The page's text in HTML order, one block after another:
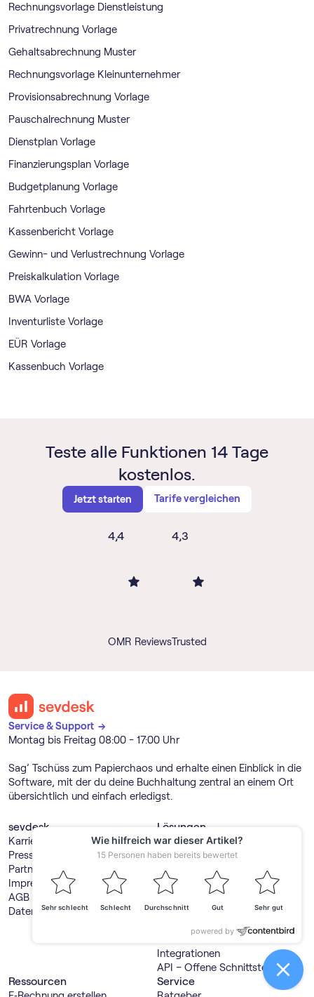
Rechnungsvorlage Dienstleistung
Privatrechnung Vorlage
Gehaltsabrechnung Muster
Rechnungsvorlage Kleinunternehmer
Provisionsabrechnung Vorlage
Pauschalrechnung Muster
Dienstplan Vorlage
Finanzierungsplan Vorlage
Budgetplanung Vorlage
Fahrtenbuch Vorlage
Kassenbericht Vorlage
Gewinn- und Verlustrechnung Vorlage
Preiskalkulation Vorlage
BWA Vorlage
Inventurliste Vorlage
EÜR Vorlage
Kassenbuch Vorlage
Teste alle Funktionen 14 Tage
kostenlos.
Jetzt starten Tarife vergleichen
4,4
OMR Reviews
4,3
Trusted
Service & Support →
Montag bis Freitag 08:00 - 17:00 Uhr
Sag’ Tschüss zum Papierchaos und erhalte einen Einblick in die
Software, mit der du deine Buchhaltung zentral an einem Ort
übersichtlich und einfach erledigst.
sevdesk
Karriere
Presse
Partner werden
Impressum
AGB
Datenschutz
Lösungen
Buch­haltungs­software
Rechnungs­programm
E‑Rechnung Software
Rechnungs­programm
Kleinunternehmer
Buch­haltungs­software
Produktübersicht
Integrationen
API – Offene Schnittstelle
Ressourcen Service